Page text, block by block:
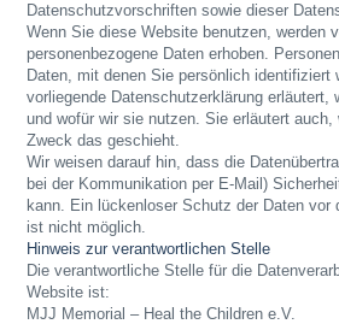
Datenschutzvorschriften sowie dieser
Wenn Sie diese Website benutzen, werden
personenbezogene Daten erhoben.
Daten, mit denen Sie persönlich identifiziert
vorliegende Datenschutzerklärung erläutert,
und wofür wir sie nutzen. Sie erläutert auch,
Zweck das geschieht.
Wir weisen darauf hin, dass die
bei der Kommunikation per E-Mail)
kann. Ein lückenloser Schutz der Daten vor
ist nicht möglich.
Hinweis zur verantwortlichen Stelle
Die verantwortliche Stelle für die
Website ist:
MJJ Memorial – Heal the Children e.V.